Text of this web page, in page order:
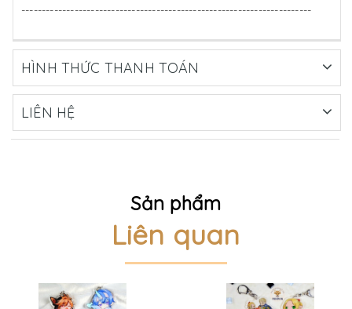
-----------------------------------------------------------------------
HÌNH THỨC THANH TOÁN
LIÊN HỆ
Sản phẩm
Liên quan